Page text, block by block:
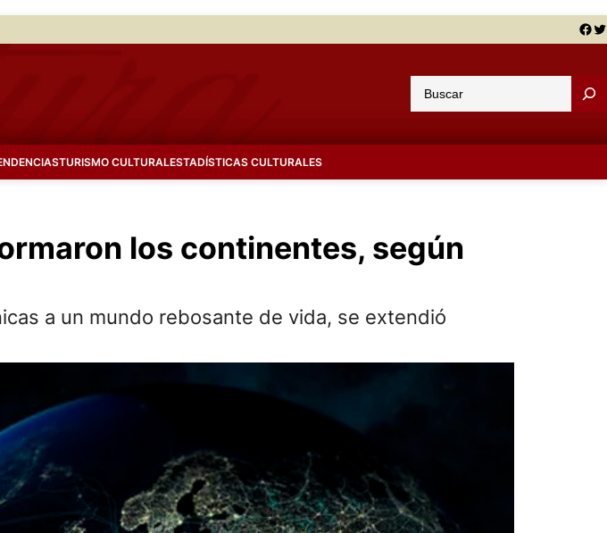
Facebook Twitter
u
a
TURISMO CULTURALESTADÍSTICAS CULTURALES
los continentes, según
a un mundo rebosante de vida, se extendió